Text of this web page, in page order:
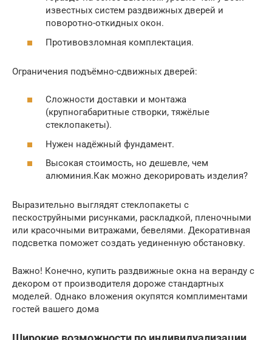
известных систем раздвижных дверей и
поворотно-откидных окон.
Противовзломная комплектация.
Ограничения подъёмно-сдвижных дверей:
Сложности доставки и монтажа
(крупногабаритные створки, тяжёлые
стеклопакеты).
Нужен надёжный фундамент.
Высокая стоимость, но дешевле, чем
алюминия.Как можно декорировать изделия?
Выразительно выглядят стеклопакеты с
пескоструйными рисунками, раскладкой, пленочными
или красочными витражами, бевелями. Декоративная
подсветка поможет создать уединенную обстановку.
Важно! Конечно, купить раздвижные окна на веранду с
декором от производителя дороже стандартных
моделей. Однако вложения окупятся комплиментами
гостей вашего дома